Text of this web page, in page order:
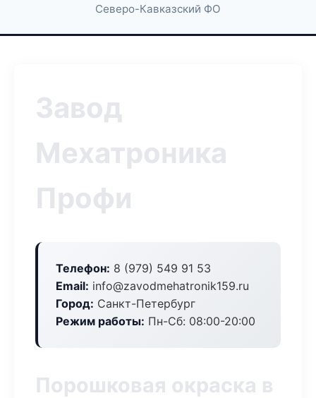
Северо-Кавказский ФО
Завод
Мехатроника
Профи
Телефон: 8 (979) 549 91 53
Email: info@zavodmehatronik159.ru
Город: Санкт-Петербург
Режим работы: Пн-Сб: 08:00-20:00
Порошковая окраска в